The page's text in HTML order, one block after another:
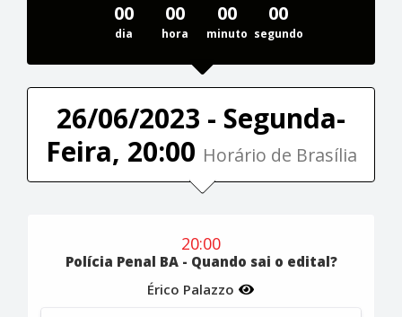
00
dia
00
hora
00
minuto
00
segundo
26/06/2023 - Segunda-
Feira, 20:00 Horário de Brasília
20:00
Polícia Penal BA - Quando sai o edital?
Érico Palazzo